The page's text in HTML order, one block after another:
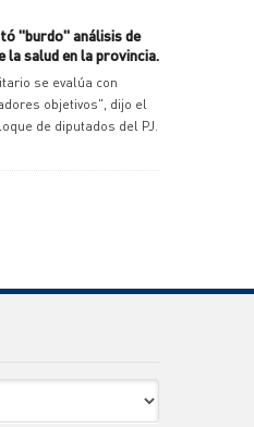
"burdo" análisis de
la salud en la provincia.
se evalúa con
objetivos", dijo el
de diputados del PJ.